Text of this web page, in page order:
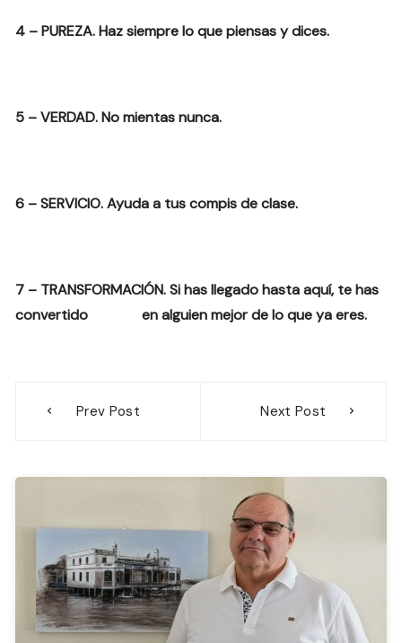
4 – PUREZA. Haz siempre lo que piensas y dices.
5 – VERDAD. No mientas nunca.
6 – SERVICIO. Ayuda a tus compis de clase.
7 – TRANSFORMACIÓN. Si has llegado hasta aquí, te has
convertido en alguien mejor de lo que ya eres.
Prev Post Next Post